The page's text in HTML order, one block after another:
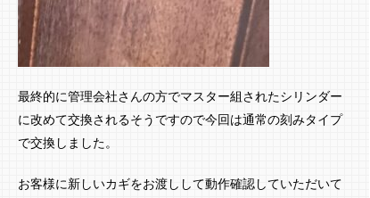
最終的に管理会社さんの方でマスター組されたシリンダー
に改めて交換されるそうですので今回は通常の刻みタイプ
で交換しました。
お客様に新しいカギをお渡しして動作確認していただいて